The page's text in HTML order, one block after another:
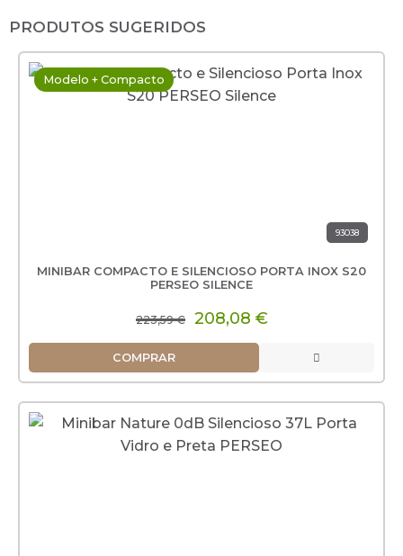
PRODUTOS SUGERIDOS
Modelo + Compacto
93038
MINIBAR COMPACTO E SILENCIOSO PORTA INOX S20
PERSEO SILENCE
223,59 € 208,08 €
COMPRAR